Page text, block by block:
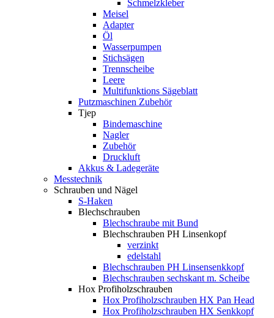
Schmelzkleber
Meisel
Adapter
Öl
Wasserpumpen
Stichsägen
Trennscheibe
Leere
Multifunktions Sägeblatt
Putzmaschinen Zubehör
Tjep
Bindemaschine
Nagler
Zubehör
Druckluft
Akkus & Ladegeräte
Messtechnik
Schrauben und Nägel
S-Haken
Blechschrauben
Blechschraube mit Bund
Blechschrauben PH Linsenkopf
verzinkt
edelstahl
Blechschrauben PH Linsensenkkopf
Blechschrauben sechskant m. Scheibe
Hox Profiholzschrauben
Hox Profiholzschrauben HX Pan Head
Hox Profiholzschrauben HX Senkkopf